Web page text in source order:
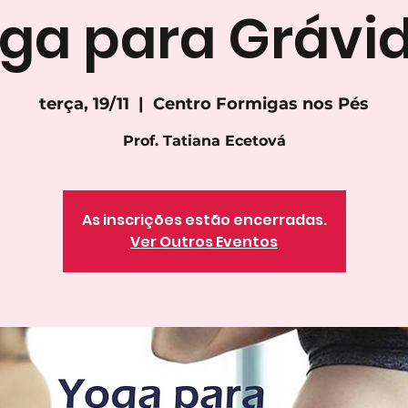
para
terça, 19/11
  |
Centro Formigas nos Pés
Prof. Tatiana Ecetová
As inscrições estão encerradas.
Ver Outros Eventos